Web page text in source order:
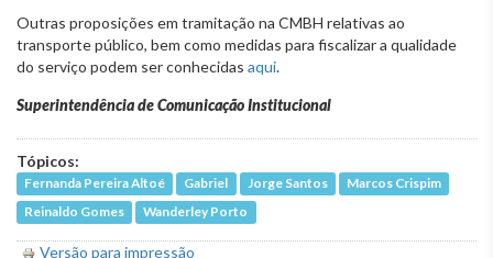
Outras proposições em tramitação na CMBH relativas ao
transporte público, bem como medidas para fiscalizar a qualidade
do serviço podem ser conhecidas aqui.
Superintendência de Comunicação Institucional
Tópicos:
Fernanda Pereira Altoé Gabriel Jorge Santos
Marcos Crispim
Reinaldo Gomes
Wanderley Porto
Versão para impressão